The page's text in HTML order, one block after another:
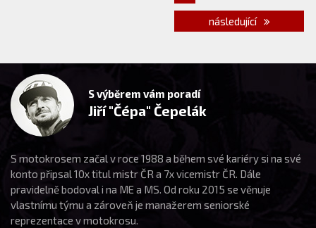
následující
S výběrem vám poradí
Jiří "Čépa" Čepelák
S motokrosem začal v roce 1988 a během své kariéry si na své
konto připsal 10x titul mistr ČR a 7x vicemistr ČR. Dále
pravidelně bodoval i na ME a MS. Od roku 2015 se věnuje
vlastnímu týmu a zároveň je manažerem seniorské
reprezentace v motokrosu.